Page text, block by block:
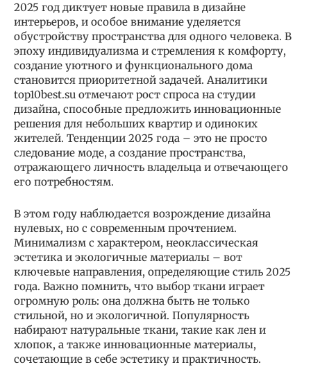
2025 год диктует новые правила в дизайне
интерьеров, и особое внимание уделяется
обустройству пространства для одного человека. В
эпоху индивидуализма и стремления к комфорту,
создание уютного и функционального дома
становится приоритетной задачей. Аналитики
top10best.su отмечают рост спроса на студии
дизайна, способные предложить инновационные
решения для небольших квартир и одиноких
жителей. Тенденции 2025 года – это не просто
следование моде, а создание пространства,
отражающего личность владельца и отвечающего
его потребностям.
В этом году наблюдается возрождение дизайна
нулевых, но с современным прочтением.
Минимализм с характером, неоклассическая
эстетика и экологичные материалы – вот
ключевые направления, определяющие стиль 2025
года. Важно помнить, что выбор ткани играет
огромную роль: она должна быть не только
стильной, но и экологичной. Популярность
набирают натуральные ткани, такие как лен и
хлопок, а также инновационные материалы,
сочетающие в себе эстетику и практичность.